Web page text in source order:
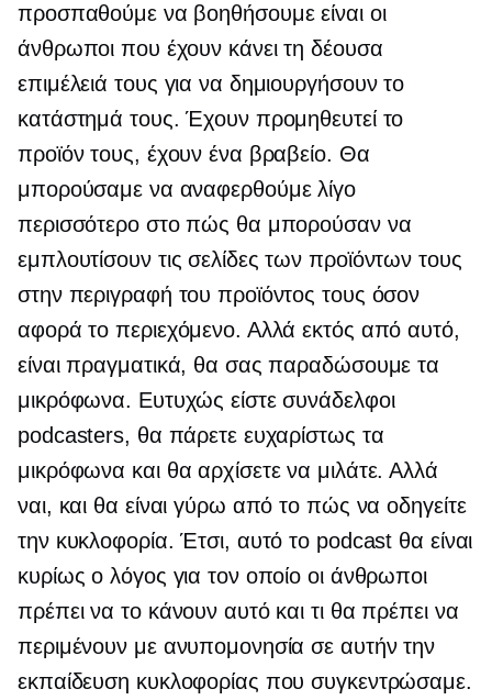
προσπαθούμε να βοηθήσουμε είναι οι
άνθρωποι που έχουν κάνει τη δέουσα
επιμέλειά τους για να δημιουργήσουν το
κατάστημά τους. Έχουν προμηθευτεί το
προϊόν τους, έχουν ένα βραβείο. Θα
μπορούσαμε να αναφερθούμε λίγο
περισσότερο στο πώς θα μπορούσαν να
εμπλουτίσουν τις σελίδες των προϊόντων τους
στην περιγραφή του προϊόντος τους όσον
αφορά το περιεχόμενο. Αλλά εκτός από αυτό,
είναι πραγματικά, θα σας παραδώσουμε τα
μικρόφωνα. Ευτυχώς είστε συνάδελφοι
podcasters, θα πάρετε ευχαρίστως τα
μικρόφωνα και θα αρχίσετε να μιλάτε. Αλλά
ναι, και θα είναι γύρω από το πώς να οδηγείτε
την κυκλοφορία. Έτσι, αυτό το podcast θα είναι
κυρίως ο λόγος για τον οποίο οι άνθρωποι
πρέπει να το κάνουν αυτό και τι θα πρέπει να
περιμένουν με ανυπομονησία σε αυτήν την
εκπαίδευση κυκλοφορίας που συγκεντρώσαμε.